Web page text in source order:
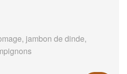
jambon de dinde,